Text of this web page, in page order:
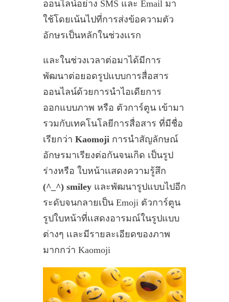
ออนไลน์อย่าง SMS และ Email มา
ใช้โดยเน้นไปที่การส่งข้อความตัว
อักษรเป็นหลักในช่วงเเรก
และในช่วงเวลาต่อมาได้มีการ
พัฒนาต่อยอดรูปแบบการสื่อสาร
ออนไลน์ด้วยการนำไอเดียการ
ออกแบบภาพ หรือ ตัวการ์ตูน เข้ามา
รวมกับเทคโนโลยีการสื่อสาร ที่มีชื่อ
เรียกว่า Kaomoji การนำสัญลักษณ์
อักษรมาเรียงต่อกันจนเกิด เป็นรูป
ร่างหรือ ใบหน้าเเสดงความรู้สึก
(^_^) smiley และพัฒนารูปแบบไปอีก
ระดับจนกลายเป็น Emoji ตัวการ์ตูน
รูปใบหน้าที่เเสดงอารมณ์ในรูปแบบ
ต่างๆ เเละมีรายละเอียดของภาพ
มากกว่า Kaomoji